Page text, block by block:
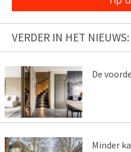
VERDER IN HET NIEUWS:
De
Minder